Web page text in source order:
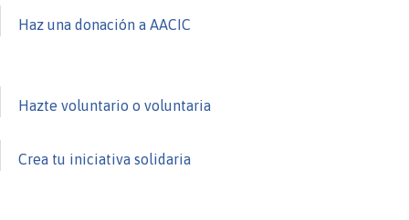
Haz una donación a AACIC
Hazte voluntario o voluntaria
Crea tu iniciativa solidaria